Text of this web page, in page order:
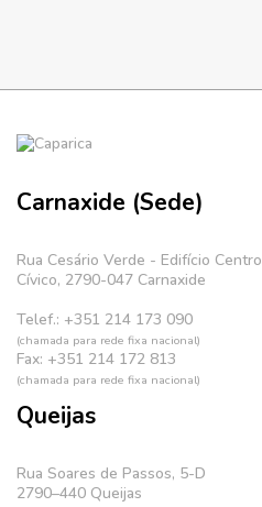
Carnaxide (Sede)
Rua Cesário Verde - Edifício Centro
Cívico, 2790-047 Carnaxide
Telef.: +351 214 173 090
(chamada para rede fixa nacional)
Fax: +351 214 172 813
(chamada para rede fixa nacional)
Queijas
Rua Soares de Passos, 5-D
2790–440 Queijas